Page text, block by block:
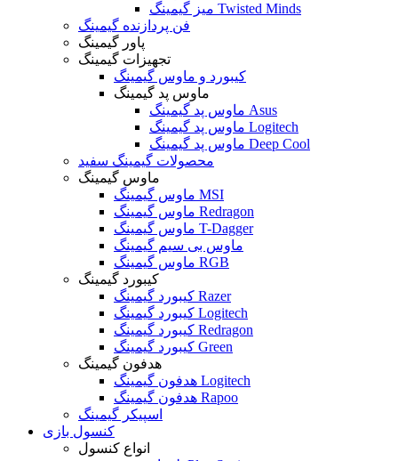
میز گیمینگ Twisted Minds
فن پردازنده گیمینگ
پاور گیمینگ
تجهیزات گیمینگ
کیبورد و ماوس گیمینگ
ماوس پد گیمینگ
ماوس پد گیمینگ Asus
ماوس پد گیمینگ Logitech
ماوس پد گیمینگ Deep Cool
محصولات گیمینگ سفید
ماوس گیمینگ
ماوس گیمینگ MSI
ماوس گیمینگ Redragon
ماوس گیمینگ T-Dagger
ماوس بی سیم گیمینگ
ماوس گیمینگ RGB
کیبورد گیمینگ
کیبورد گیمینگ Razer
کیبورد گیمینگ Logitech
کیبورد گیمینگ Redragon
کیبورد گیمینگ Green
هدفون گیمینگ
هدفون گیمینگ Logitech
هدفون گیمینگ Rapoo
اسپیکر گیمینگ
کنسول بازی
انواع کنسول